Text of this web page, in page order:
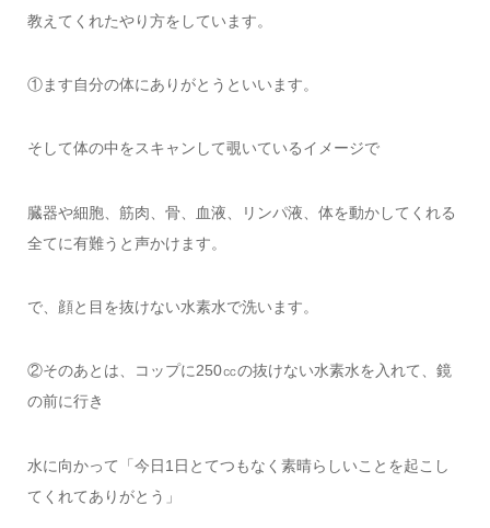
教えてくれたやり方をしています。
①ます自分の体にありがとうといいます。
そして体の中をスキャンして覗いているイメージで
臓器や細胞、筋肉、骨、血液、リンパ液、体を動かしてくれる
全てに有難うと声かけます。
で、顔と目を抜けない水素水で洗います。
②そのあとは、コップに250㏄の抜けない水素水を入れて、鏡
の前に行き
水に向かって「今日1日とてつもなく素晴らしいことを起こし
てくれてありがとう」